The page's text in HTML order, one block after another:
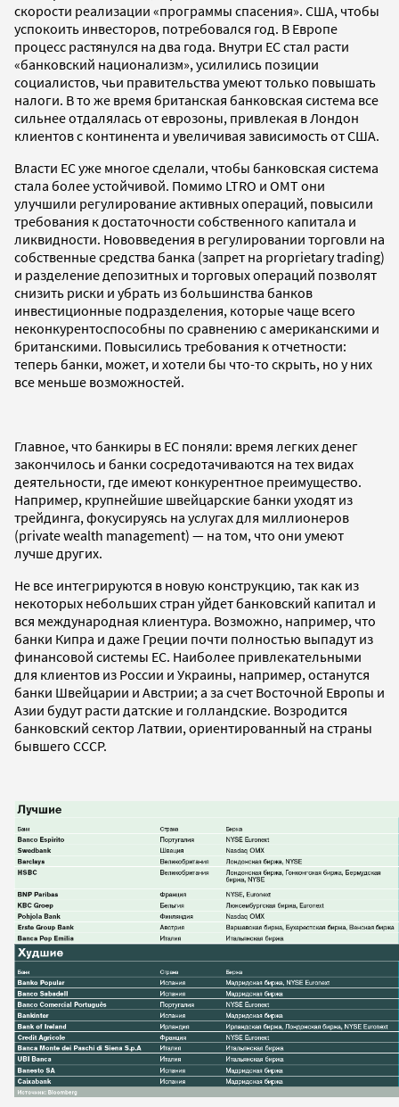
скорости реализации «программы спасения». США, чтобы
успокоить инвесторов, потребовался год. В Европе
процесс растянулся на два года. Внутри ЕС стал расти
«банковский национализм», усилились позиции
социалистов, чьи правительства умеют только повышать
налоги. В то же время британская банковская система все
сильнее отдалялась от еврозоны, привлекая в Лондон
клиентов с континента и увеличивая зависимость от США.
Власти ЕС уже многое сделали, чтобы банковская система
стала более устойчивой. Помимо LTRO и OMT они
улучшили регулирование активных операций, повысили
требования к достаточности собственного капитала и
ликвидности. Нововведения в регулировании торговли на
собственные средства банка (запрет на proprietary trading)
и разделение депозитных и торговых операций позволят
снизить риски и убрать из большинства банков
инвестиционные подразделения, которые чаще всего
неконкурентоспособны по сравнению с американскими и
британскими. Повысились требования к отчетности:
теперь банки, может, и хотели бы что-то скрыть, но у них
все меньше возможностей.
Главное, что банкиры в ЕС поняли: время легких денег
закончилось и банки сосредотачиваются на тех видах
деятельности, где имеют конкурентное преимущество.
Например, крупнейшие швейцарские банки уходят из
трейдинга, фокусируясь на услугах для миллионеров
(private wealth management) — на том, что они умеют
лучше других.
Не все интегрируются в новую конструкцию, так как из
некоторых небольших стран уйдет банковский капитал и
вся международная клиентура. Возможно, например, что
банки Кипра и даже Греции почти полностью выпадут из
финансовой системы ЕС. Наиболее привлекательными
для клиентов из России и Украины, например, останутся
банки Швейцарии и Австрии; а за счет Восточной Европы и
Азии будут расти датские и голландские. Возродится
банковский сектор Латвии, ориентированный на страны
бывшего СССР.